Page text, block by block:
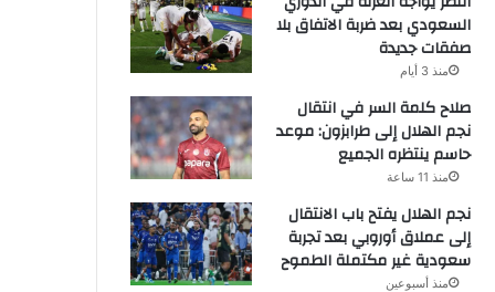
السعودي بعد ضربة الاتفاق بلا
صفقات جديدة
منذ 3 أيام
صلاح كلمة السر في انتقال
نجم الهلال إلى طرابزون: موعد
حاسم ينتظره الجميع
منذ 11 ساعة
نجم الهلال يفتح باب الانتقال
إلى عملاق أوروبي بعد تجربة
سعودية غير مكتملة الطموح
منذ أسبوعين